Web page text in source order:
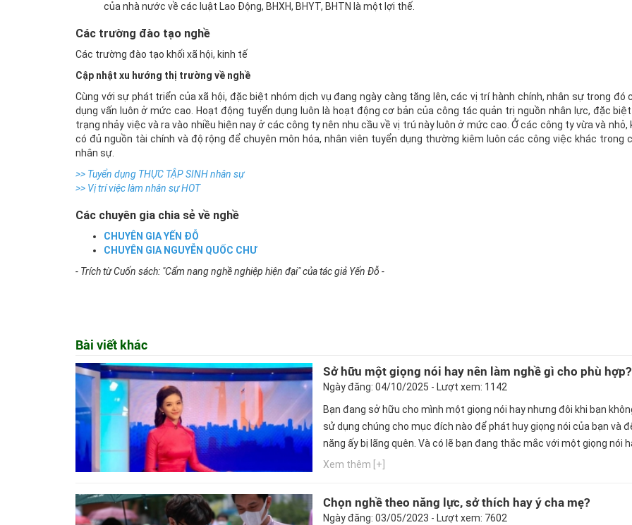
của nhà nước về các luật Lao Động, BHXH, BHYT, BHTN là một lợi thế.
Các trường đào tạo nghề
Các trường đào tạo khối xã hội, kinh tế
Cập nhật xu hướng thị trường về nghề
Cùng với sự phát triển của xã hội, đặc biệt nhóm dịch vụ đang ngày càng tăng lên, các vị trí hành chính, nhân sự trong đó
dụng vấn luôn ở mức cao. Hoạt động tuyển dụng luôn là hoạt động cơ bản của công tác quản trị nguồn nhân lực, đặc
trạng nhảy việc và ra vào nhiều hiện nay ở các công ty nên nhu cầu về vị trú này luôn ở mức cao. Ở các công ty vừa và nhỏ,
có đủ nguồn tài chính và độ rộng để chuyên môn hóa, nhân viên tuyển dụng thường kiêm luôn các công việc khác trong
nhân sự.
>> Tuyển dụng THỰC TẬP SINH nhân sự
>> Vị trí việc làm nhân sự HOT
Các chuyên gia chia sẻ về nghề
CHUYÊN GIA YẾN ĐỖ
CHUYÊN GIA NGUYỄN QUỐC CHƯ
- Trích từ Cuốn sách: "Cẩm nang nghề nghiệp hiện đại" của tác giả Yến Đỗ -
Bài viết khác
Sở hữu một giọng nói hay nên làm nghề gì cho phù hợp?
Ngày đăng: 04/10/2025 - Lượt xem: 1142
Bạn đang sở hữu cho mình một giọng nói hay nhưng đôi khi bạn
sử dụng chúng cho mục đích nào để phát huy giọng nói của bạn và
năng ấy bị lãng quên. Và có lẽ bạn đang thắc mắc với một giọng nói
làm ngành nghề nào phù hợp nhất. Ngay bây giờ, hãy cùng Hướng
Xem thêm [+]
Chọn nghề theo năng lực, sở thích hay ý cha mẹ?
Ngày đăng: 03/05/2023 - Lượt xem: 7602